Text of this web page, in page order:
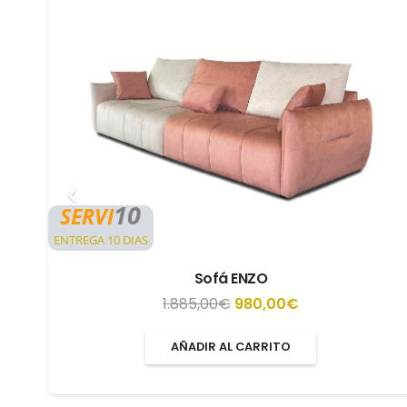
SERVI10
ENTREGA 10 DIAS
Sofá ENZO
1.885,00€ El
original
980,00€El
AÑADIR AL CARRITO